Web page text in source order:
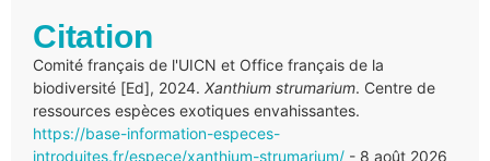
Citation
Comité français de l'UICN et Office français de la
biodiversité [Ed], 2024. Xanthium strumarium. Centre de
ressources espèces exotiques envahissantes.
https://base-information-especes-
introduites.fr/espece/xanthium-strumarium/ - 8 août 2026